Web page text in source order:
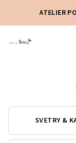
obsah
ATELIER
SVETRY &